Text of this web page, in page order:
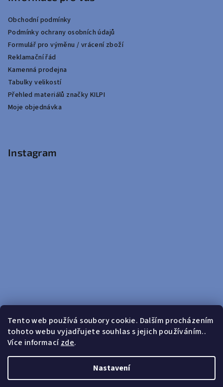
Tento web používá soubory cookie. Dalším procházením
tohoto webu vyjadřujete souhlas s jejich používáním..
Více informacízde.
Nastavení
Obchodní podmínky
Podmínky ochrany osobních údajů
Formulář pro výměnu / vrácení zboží
Reklamační řád
Kamenná prodejna
Tabulky velikostí
Přehled materiálů značky KILPI
Moje objednávka
Instagram
Sledovat na Instagramu
Doprava zdarma od 599 Kč